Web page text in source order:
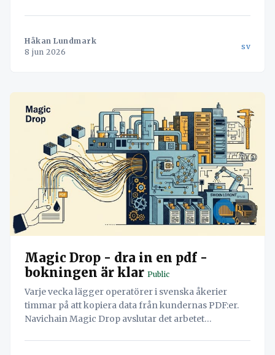
direkt i arbetsflödet.
Håkan Lundmark
8 jun 2026
sv
Magic Drop - dra in en pdf -
bokningen är klar Public
Varje vecka lägger operatörer i svenska åkerier
timmar på att kopiera data från kundernas PDF:er.
Navichain Magic Drop avslutar det arbetet